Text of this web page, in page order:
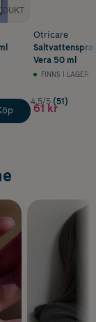
Otricare
Vera 50 ml
FINNS I LAGER
4.5/5 (51)
61 kr